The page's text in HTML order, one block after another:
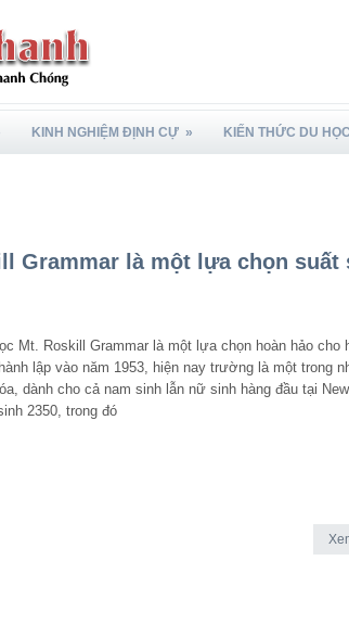
KINH NGHIỆM ĐỊNH CỰ » KIẾN THỨC DU HỌC
Grammar là một lựa chọn suất
Mt. Roskill Grammar là một lựa chọn hoàn hảo cho
lập vào năm 1953, hiện nay trường là một trong
dành cho cả nam sinh lẫn nữ sinh hàng đầu tại
2350, trong đó